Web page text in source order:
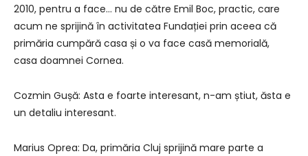
2010, pentru a face… nu de către Emil Boc, practic, care
acum ne sprijină în activitatea Fundației prin aceea că
primăria cumpără casa și o va face casă memorială,
casa doamnei Cornea.
Cozmin Gușă: Asta e foarte interesant, n-am știut, ăsta e
un detaliu interesant.
Marius Oprea: Da, primăria Cluj sprijină mare parte a